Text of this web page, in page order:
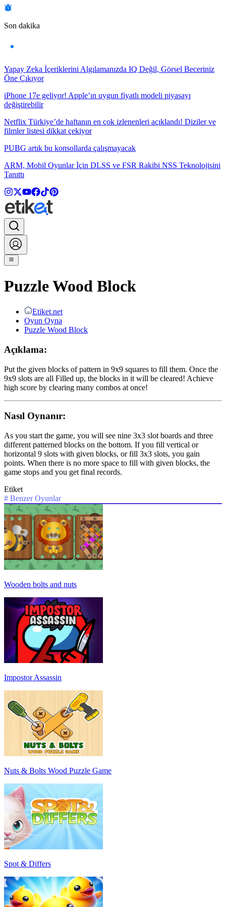
Son dakika
Yapay Zeka İçeriklerini Algılamanızda IQ Değil, Görsel Beceriniz
Öne Çıkıyor
iPhone 17e geliyor! Apple’ın uygun fiyatlı modeli piyasayı
değiştirebilir
Netflix Türkiye’de haftanın en çok izlenenleri açıklandı! Diziler ve
filmler listesi dikkat çekiyor
PUBG artık bu konsollarda çalışmayacak
ARM, Mobil Oyunlar İçin DLSS ve FSR Rakibi NSS Teknolojisini
Tanıttı
Puzzle Wood Block
Etiket.net
Oyun Oyna
Puzzle Wood Block
Açıklama:
Put the given blocks of pattern in 9x9 squares to fill them. Once the
9x9 slots are all Filled up, the blocks in it will be cleared! Achieve
high score by clearing many combos at once!
Nasıl Oynanır:
As you start the game, you will see nine 3x3 slot boards and three
different patterned blocks on the bottom. If you fill vertical or
horizontal 9 slots with given blocks, or fill 3x3 slots, you gain
points. When there is no more space to fill with given blocks, the
game stops and you get final records.
Etiket
# Benzer Oyunlar
Wooden bolts and nuts
Impostor Assassin
Nuts & Bolts Wood Puzzle Game
Spot & Differs